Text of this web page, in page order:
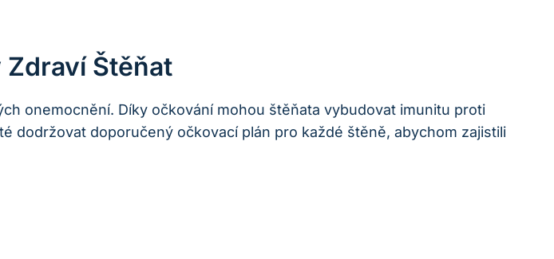
Štěňat
onemocnění. Díky očkování mohou štěňata vybudovat imunitu proti
dodržovat doporučený očkovací plán pro každé štěně, abychom zajistili